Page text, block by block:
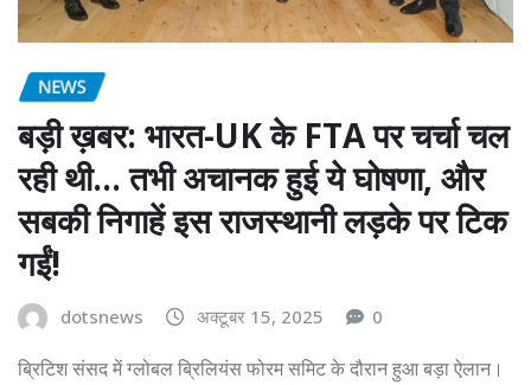
NEWS
बड़ी ख़बर: भारत-UK के FTA पर चर्चा चल
रही थी… तभी अचानक हुई ये घोषणा, और
सबकी निगाहें इस राजस्थानी लड़के पर टिक
गईं!
dotsnews अक्टूबर 15, 2025 0
ब्रिटिश संसद में ग्लोबल ब्रिलियंस फोरम समिट के दौरान हुआ बड़ा ऐलान।